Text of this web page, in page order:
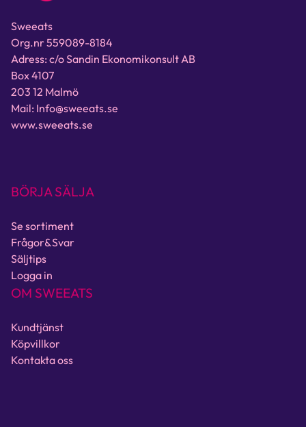
Sweeats
Org.nr 559089-8184
Adress: c/o Sandin Ekonomikonsult AB
Box 4107
203 12 Malmö
Mail: Info@sweeats.se
www.sweeats.se
BÖRJA SÄLJA
Se sortiment
Frågor&Svar
Säljtips
Logga in
OM SWEEATS
Kundtjänst
Köpvillkor
Kontakta oss